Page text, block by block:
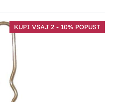
KUPI VSAJ 2 - 10% POPUST